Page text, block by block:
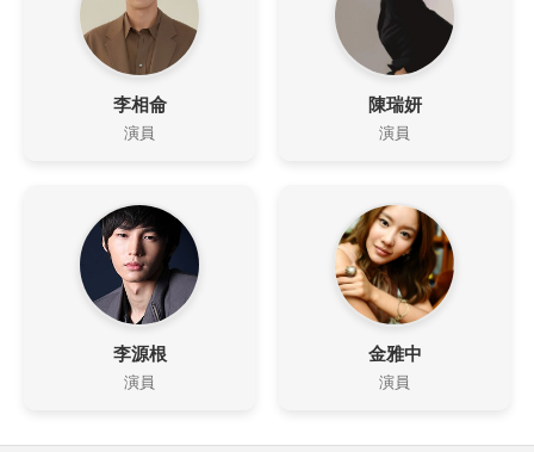
李相侖
演員
陳瑞妍
演員
李源根
演員
金雅中
演員